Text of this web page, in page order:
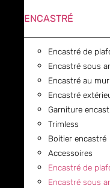
ENCASTRÉ
Encastré de
Encastré sous
Encastré au mur
Encastré
Garniture
Trimless
Boitier encastré
Accessoires
Encastré de
Encastré sous